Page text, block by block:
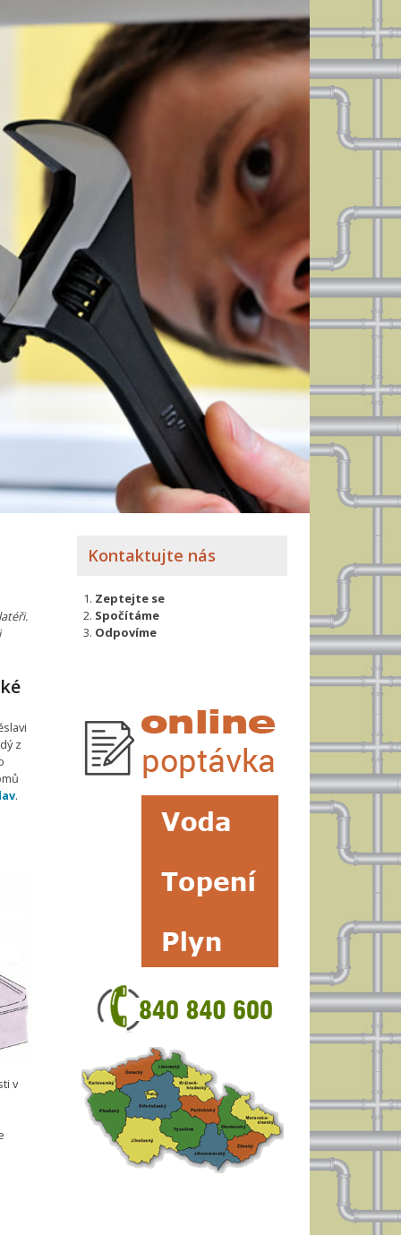
z
.
v
Kontaktujte nás
Zeptejte se
Spočítáme
Odpovíme